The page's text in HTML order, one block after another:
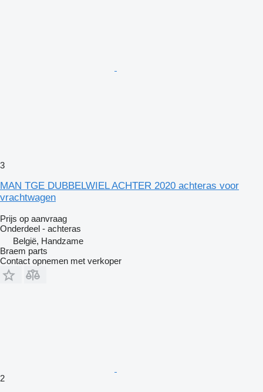
3
MAN TGE DUBBELWIEL ACHTER 2020 achteras voor
vrachtwagen
Prijs op aanvraag
Onderdeel - achteras
België, Handzame
Braem parts
Contact opnemen met verkoper
2